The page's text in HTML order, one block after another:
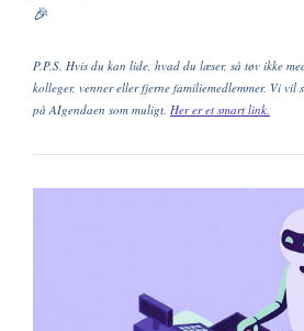
🎉
P.P.S. Hvis du kan lide, hvad du læser, så tøv ikke
kolleger, venner eller fjerne familiemedlemmer. Vi vil
på AIgendaen som muligt. Her er et smart link.